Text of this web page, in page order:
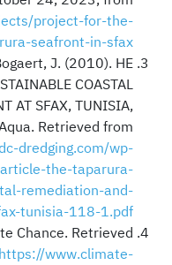
project-for-the-
seafront-in-sfax/
J. (2010). HE
COASTAL
AT SFAX, TUNISIA,
Retrieved from
dredging.com/wp-
the-taparura-
remediation-and-
tunisia-118-1.pdf
Chance. Retrieved
https://www.climate-